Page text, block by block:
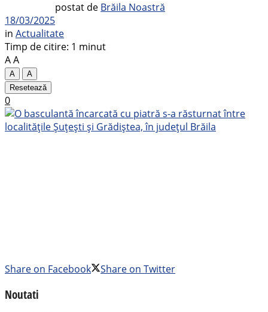
postat de Brăila Noastră
18/03/2025
in Actualitate
Timp de citire: 1 minut
AA
A
A
Resetează
0
Share on Facebook Share on Twitter
Noutati